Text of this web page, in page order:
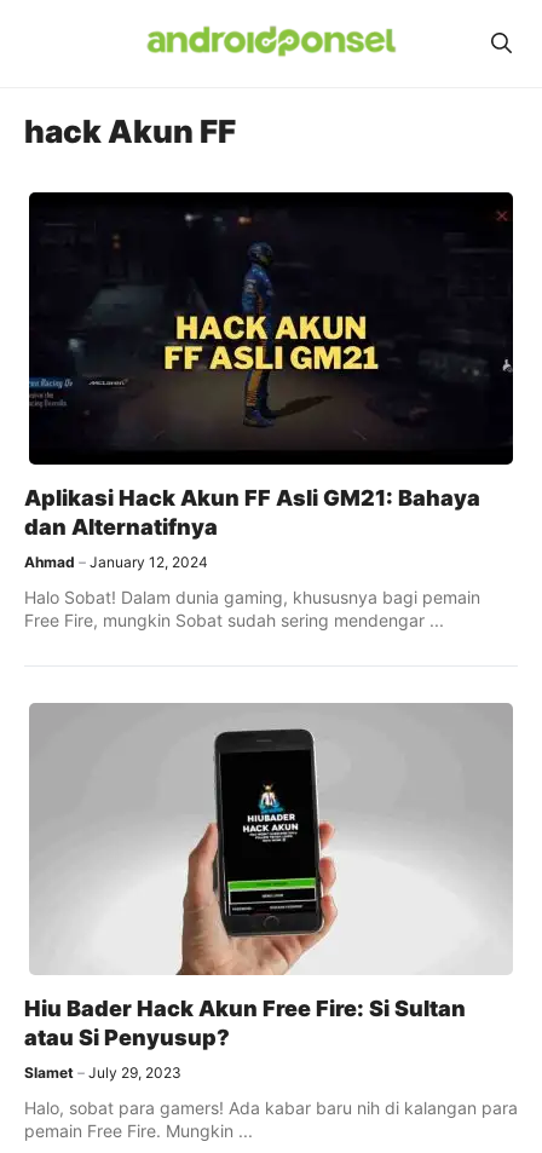
hack Akun FF
Aplikasi Hack Akun FF Asli GM21: Bahaya
dan Alternatifnya
Ahmad January 12, 2024
Halo Sobat! Dalam dunia gaming, khususnya bagi pemain
Free Fire, mungkin Sobat sudah sering mendengar ...
Hiu Bader Hack Akun Free Fire: Si Sultan
atau Si Penyusup?
Slamet July 29, 2023
Halo, sobat para gamers! Ada kabar baru nih di kalangan para
pemain Free Fire. Mungkin ...